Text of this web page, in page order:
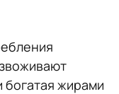
богатая жирами